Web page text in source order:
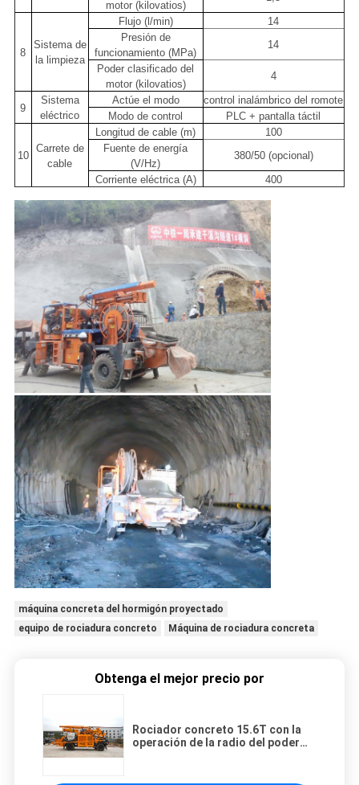
motor (kilovatios)
8
Sistema de
la limpieza
Flujo (l/min)
14
Presión de
funcionamiento (MPa)
14
Poder clasificado del
motor (kilovatios)
4
9
Sistema
eléctrico
Actúe el modo
control inalámbrico del romote
Modo de control
PLC + pantalla táctil
10
Carrete de
cable
Longitud de cable (m)
100
Fuente de energía
(V/Hz)
380/50 (opcional)
Corriente eléctrica (A)
400
máquina concreta del hormigón proyectado
equipo de rociadura concreto
Máquina de rociadura concreta
Obtenga el mejor precio por
Rociador concreto 15.6T con la
operación de la radio del poder